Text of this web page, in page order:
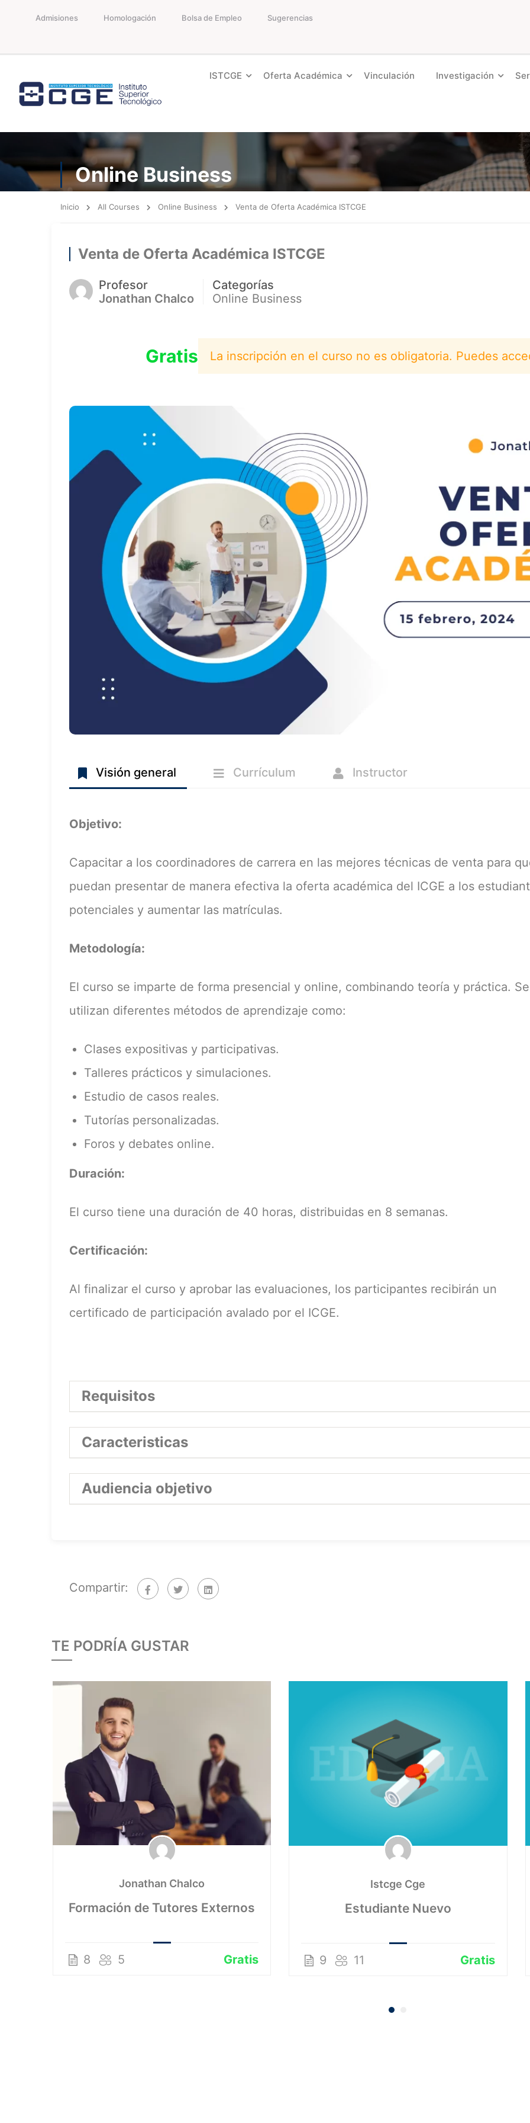
Admisiones Homologación Bolsa de Empleo Sugerencias
ISTCGE Oferta Académica Vinculación Investigación
Online Business
Inicio All Courses Online Business Venta de Oferta Académica ISTCGE
Venta de Oferta Académica ISTCGE
Profesor
Jonathan Chalco
Categorías
Online Business
Gratis La inscripción en el curso no es obligatoria. Puedes
Visión general Currículum Instructor
Objetivo:
Capacitar a los coordinadores de carrera en las mejores técnicas de venta para
puedan presentar de manera efectiva la oferta académica del ICGE a los
potenciales y aumentar las matrículas.
Metodología:
El curso se imparte de forma presencial y online, combinando teoría y práctica. Se
utilizan diferentes métodos de aprendizaje como:
Clases expositivas y participativas.
Talleres prácticos y simulaciones.
Estudio de casos reales.
Tutorías personalizadas.
Foros y debates online.
Duración:
El curso tiene una duración de 40 horas, distribuidas en 8 semanas.
Certificación:
Al finalizar el curso y aprobar las evaluaciones, los participantes recibirán un
certificado de participación avalado por el ICGE.
Requisitos
Orientación al cliente.
Compromiso con la institución.
del sector educativo.
Caracteristicas
Venta de Oferta Académica
Audiencia objetivo
Asesores en Ventas
Compartir:
TE PODRÍA GUSTAR
Jonathan Chalco
Formación de Tutores Externos
8 5 Gratis
Istcge Cge
Estudiante Nuevo
9 11 Gratis